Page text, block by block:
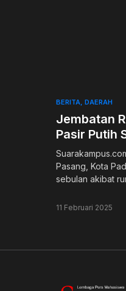
BERITA DAERAH
Jembatan
Pasir Putih
Pasang, Kota
sebulan akibat
11 Februari 2025